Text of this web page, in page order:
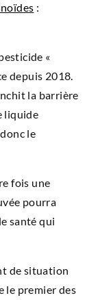
:
«
depuis 2018.
la barrière
liquide
le
fois une
pourra
santé qui
de situation
le premier des